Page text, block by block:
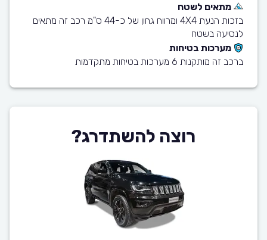
מתאים לשטח
בזכות הנעת 4X4 ומרווח גחון של כ-44 ס"מ רכב זה מתאים
לנסיעה בשטח
מערכות בטיחות
ברכב זה מותקנות 6 מערכות בטיחות מתקדמות
רוצה להשתדרג?